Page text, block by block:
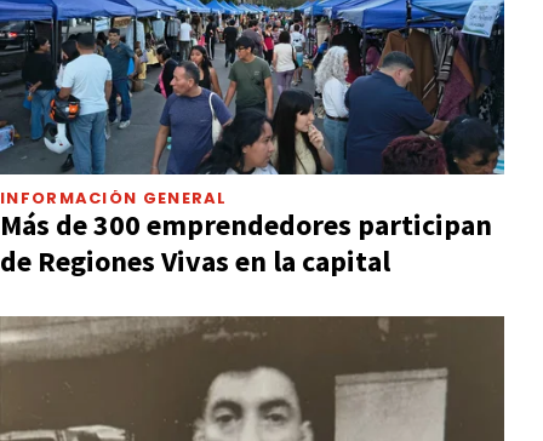
INFORMACIÓN GENERAL
Más de 300 emprendedores participan
de Regiones Vivas en la capital